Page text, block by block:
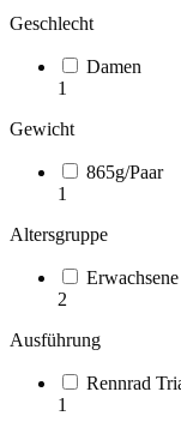
Geschlecht
Damen
1
Gewicht
865g/Paar
1
Altersgruppe
Erwachsene
2
Ausführung
Rennrad
1